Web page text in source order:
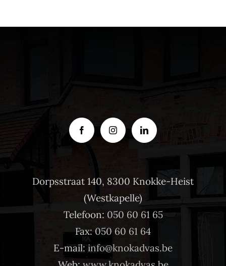
Dorpsstraat 140, 8300 Knokke-Heist
(Westkapelle)
Telefoon: 050 60 61 65
Fax: 050 60 61 64
E-mail:info@knokadvas.be